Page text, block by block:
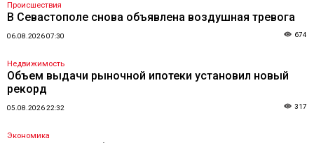
Происшествия
В Севастополе снова объявлена воздушная тревога
06.08.2026 07:30 674
Недвижимость
Объем выдачи рыночной ипотеки установил новый
рекорд
05.08.2026 22:32 317
Экономика